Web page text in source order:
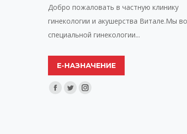
Добро пожаловать в частную клинику
гинекологии и акушерства Витале.Мы
специальной гинекологии...
Е-НАЗНАЧЕНИЕ
Найдите нас:
Facebook
TwitterInstagram